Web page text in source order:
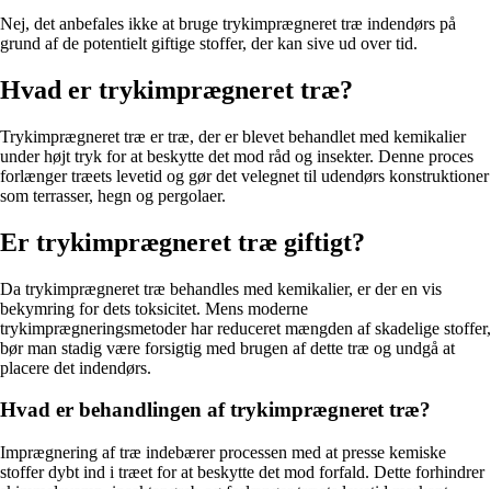
Nej, det anbefales ikke at bruge trykimprægneret træ indendørs på
grund af de potentielt giftige stoffer, der kan sive ud over tid.
Hvad er trykimprægneret træ?
Trykimprægneret træ er træ, der er blevet behandlet med kemikalier
under højt tryk for at beskytte det mod råd og insekter. Denne proces
forlænger træets levetid og gør det velegnet til udendørs konstruktioner
som terrasser, hegn og pergolaer.
Er trykimprægneret træ giftigt?
Da trykimprægneret træ behandles med kemikalier, er der en vis
bekymring for dets toksicitet. Mens moderne
trykimprægneringsmetoder har reduceret mængden af skadelige stoffer,
bør man stadig være forsigtig med brugen af dette træ og undgå at
placere det indendørs.
Hvad er behandlingen af trykimprægneret træ?
Imprægnering af træ indebærer processen med at presse kemiske
stoffer dybt ind i træet for at beskytte det mod forfald. Dette forhindrer